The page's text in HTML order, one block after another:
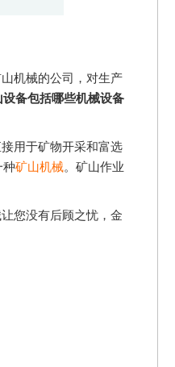
机械的公司，对生产
备包括哪些机械设备
用于矿物开采和富选
矿山机械。矿山作业
您没有后顾之忧，金